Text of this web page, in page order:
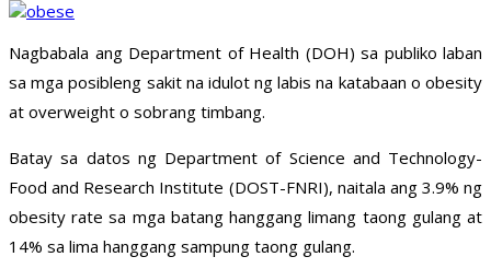
Nagbabala ang Department of Health (DOH) sa publiko laban
sa mga posibleng sakit na idulot ng labis na katabaan o obesity
at overweight o sobrang timbang.
Batay sa datos ng Department of Science and Technology-
Food and Research Institute (DOST-FNRI), naitala ang 3.9% ng
obesity rate sa mga batang hanggang limang taong gulang at
14% sa lima hanggang sampung taong gulang.